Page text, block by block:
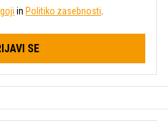
in Politiko zasebnosti.
SE